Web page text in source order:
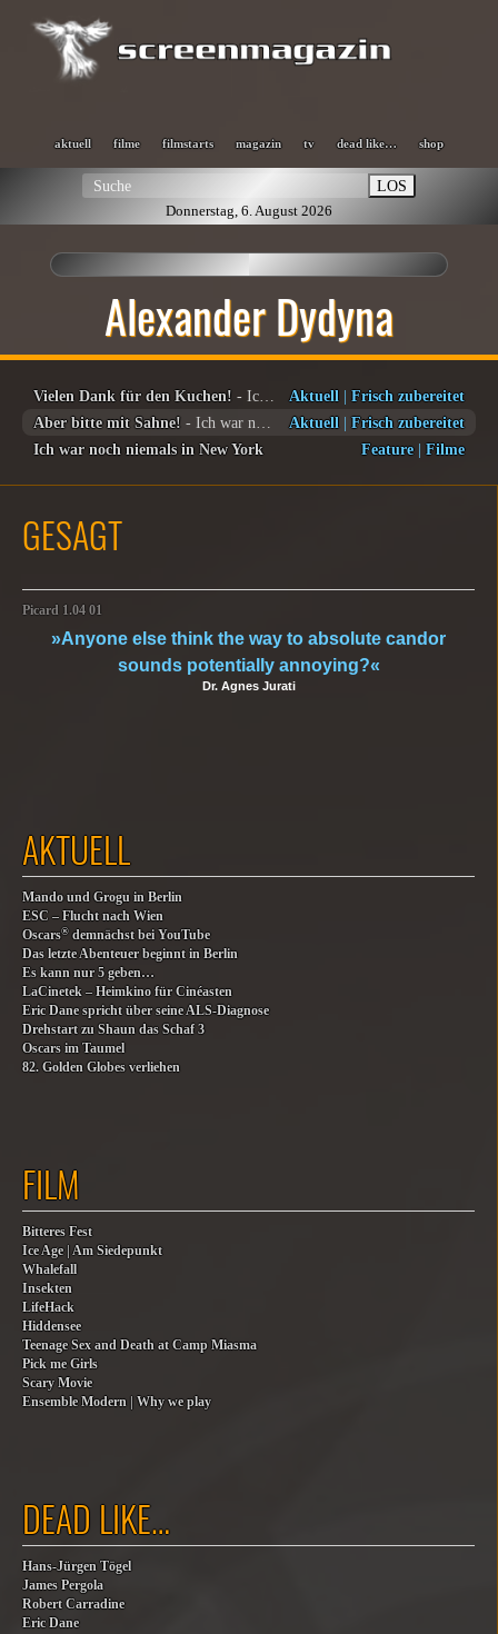
aktuell filme filmstarts magazin tv dead like… shop
LOS
Donnerstag, 6. August 2026
Alexander Dydyna
Vielen Dank für den Kuchen! Aktuell | Frisch zubereitet
Aber bitte mit Sahne!
Aktuell | Frisch zubereitet
Ich war noch niemals in New York
Feature| Filme
GESAGT
Picard 1.04 01
»Anyone else think the way to absolute candor
sounds potentially annoying?«
Dr. Agnes Jurati
AKTUELL
Mando und Grogu in Berlin
ESC – Flucht nach Wien
Oscars® demnächst bei YouTube
Das letzte Abenteuer beginnt in Berlin
Es kann nur 5 geben…
LaCinetek – Heimkino für Cinéasten
Eric Dane spricht über seine ALS-Diagnose
Drehstart zu Shaun das Schaf 3
Oscars im Taumel
82. Golden Globes verliehen
FILM
Bitteres Fest
Ice Age | Am Siedepunkt
Whalefall
Insekten
LifeHack
Hiddensee
Teenage Sex and Death at Camp Miasma
Pick me Girls
Scary Movie
Ensemble Modern | Why we play
DEAD LIKE…
Hans-Jürgen Tögel
James Pergola
Robert Carradine
Eric Dane